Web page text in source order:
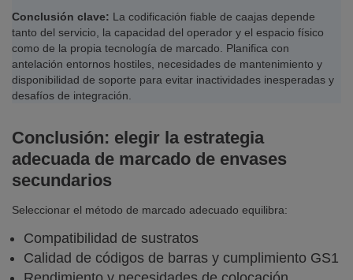
Conclusión clave: La codificación fiable de caajas depende
tanto del servicio, la capacidad del operador y el espacio físico
como de la propia tecnología de marcado. Planifica con
antelación entornos hostiles, necesidades de mantenimiento y
disponibilidad de soporte para evitar inactividades inesperadas y
desafíos de integración.
Conclusión: elegir la estrategia
adecuada de marcado de envases
secundarios
Seleccionar el método de marcado adecuado equilibra:
Compatibilidad de sustratos
Calidad de códigos de barras y cumplimiento GS1